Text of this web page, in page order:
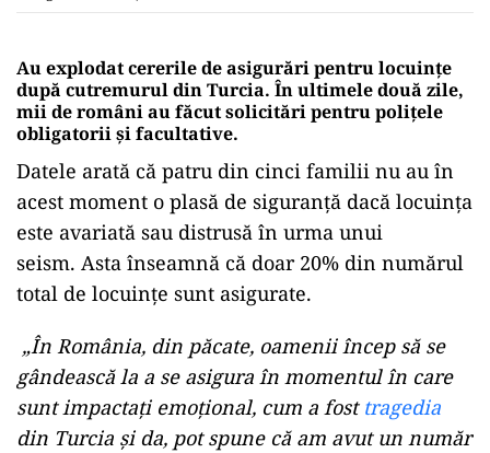
Au explodat cererile de asigurări pentru locuințe
după cutremurul din Turcia. În ultimele două zile,
mii de români au făcut solicitări pentru poliţele
obligatorii şi facultative.
Datele arată că patru din cinci familii nu au în
acest moment o plasă de siguranţă dacă locuinţa
este avariată sau distrusă în urma unui
seism. Asta înseamnă că doar 20% din numărul
total de locuințe sunt asigurate.
„În România, din păcate, oamenii încep să se
gândească la a se asigura în momentul în care
sunt impactaţi emoţional, cum a fost tragedia
din Turcia şi da, pot spune că am avut un număr